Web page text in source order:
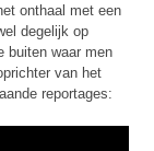
onthaal met een
degelijk op
buiten waar men
van het
reportages: